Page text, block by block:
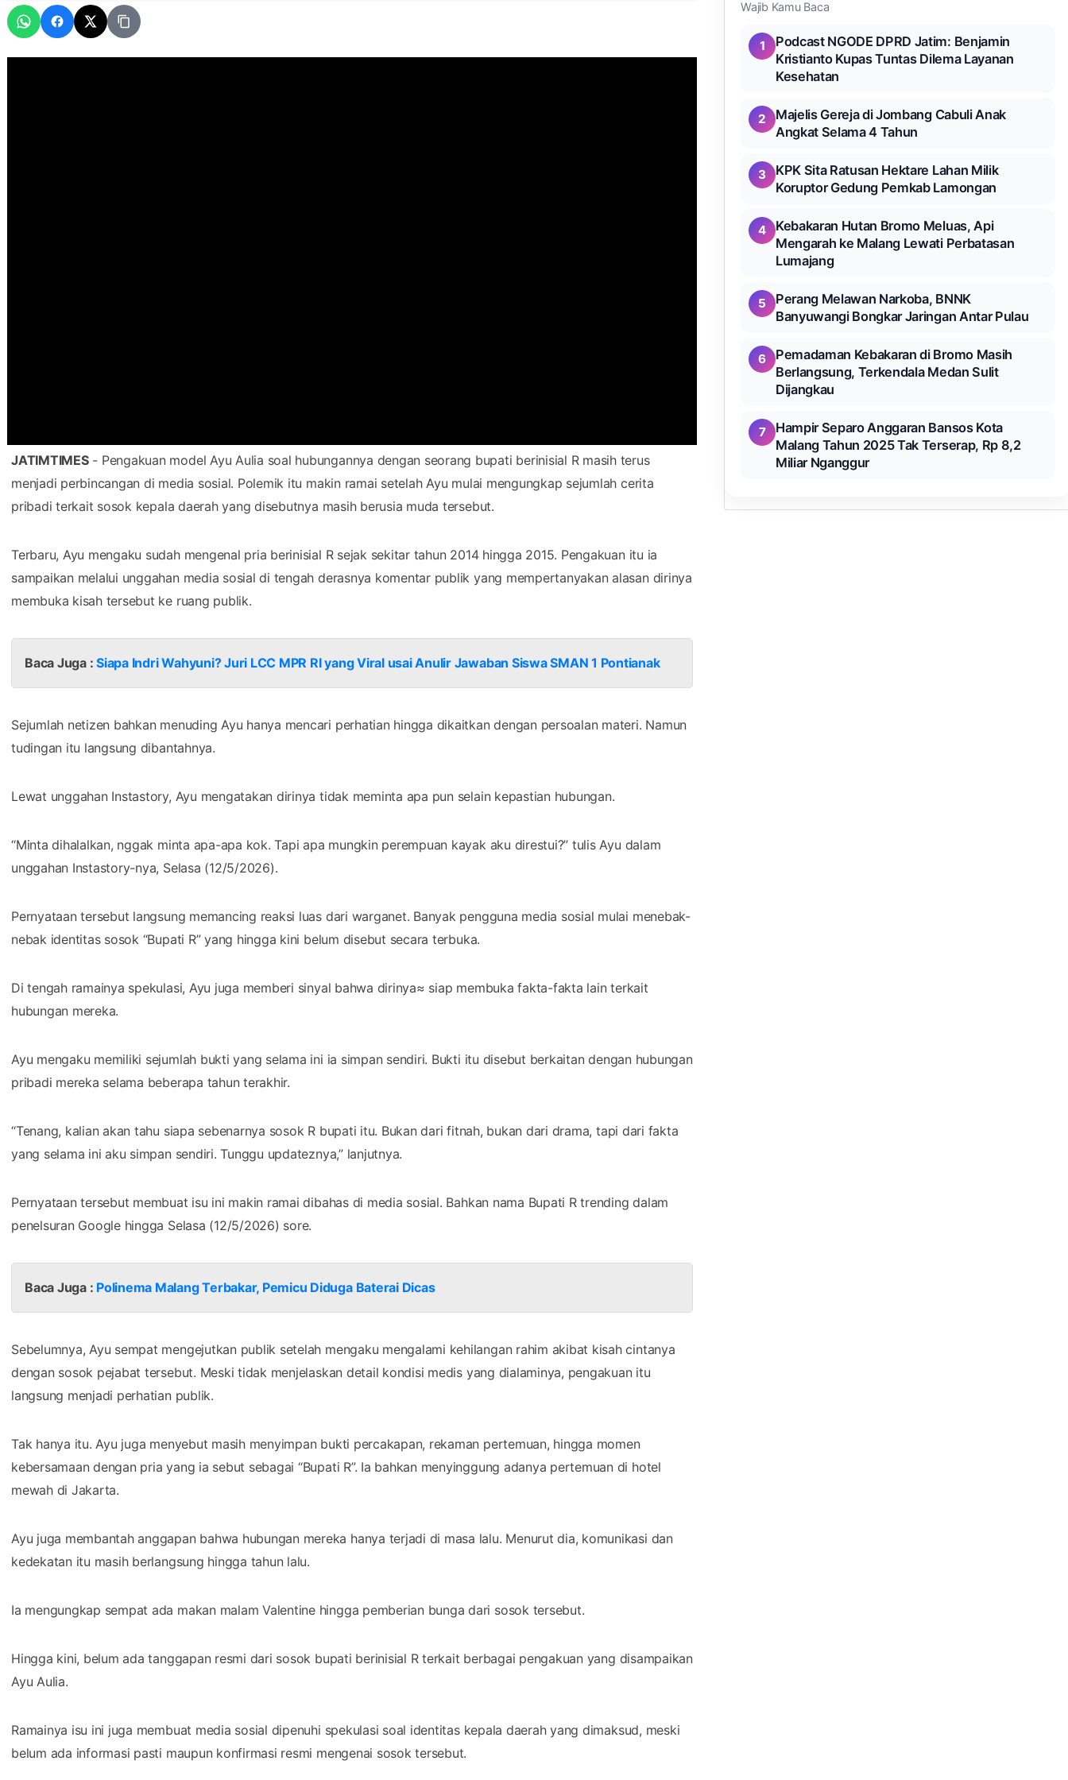
JATIMTIMES- Pengakuan model Ayu Aulia soal hubungannya dengan seorang bupati berinisial R masih terus
menjadi perbincangan di media sosial. Polemik itu makin ramai setelah Ayu mulai mengungkap sejumlah cerita
pribadi terkait sosok kepala daerah yang disebutnya masih berusia muda tersebut.
Terbaru, Ayu mengaku sudah mengenal pria berinisial R sejak sekitar tahun 2014 hingga 2015. Pengakuan itu ia
sampaikan melalui unggahan media sosial di tengah derasnya komentar publik yang mempertanyakan alasan dirinya
membuka kisah tersebut ke ruang publik.
Baca Juga :Siapa Indri Wahyuni? Juri LCC MPR RI yang Viral usai Anulir Jawaban Siswa SMAN 1 Pontianak
Sejumlah netizen bahkan menuding Ayu hanya mencari perhatian hingga dikaitkan dengan persoalan materi. Namun
tudingan itu langsung dibantahnya.
Lewat unggahan Instastory, Ayu mengatakan dirinya tidak meminta apa pun selain kepastian hubungan.
“Minta dihalalkan, nggak minta apa-apa kok. Tapi apa mungkin perempuan kayak aku direstui?” tulis Ayu dalam
unggahan Instastory-nya, Selasa (12/5/2026).
Pernyataan tersebut langsung memancing reaksi luas dari warganet. Banyak pengguna media sosial mulai menebak-
nebak identitas sosok “Bupati R” yang hingga kini belum disebut secara terbuka.
Di tengah ramainya spekulasi, Ayu juga memberi sinyal bahwa dirinya≈ siap membuka fakta-fakta lain terkait
hubungan mereka.
Ayu mengaku memiliki sejumlah bukti yang selama ini ia simpan sendiri. Bukti itu disebut berkaitan dengan hubungan
pribadi mereka selama beberapa tahun terakhir.
“Tenang, kalian akan tahu siapa sebenarnya sosok R bupati itu. Bukan dari fitnah, bukan dari drama, tapi dari fakta
yang selama ini aku simpan sendiri. Tunggu updateznya,” lanjutnya.
Pernyataan tersebut membuat isu ini makin ramai dibahas di media sosial. Bahkan nama Bupati R trending dalam
penelsuran Google hingga Selasa (12/5/2026) sore.
Baca Juga : Polinema Malang Terbakar, Pemicu Diduga Baterai Dicas
Sebelumnya, Ayu sempat mengejutkan publik setelah mengaku mengalami kehilangan rahim akibat kisah cintanya
dengan sosok pejabat tersebut. Meski tidak menjelaskan detail kondisi medis yang dialaminya, pengakuan itu
langsung menjadi perhatian publik.
Tak hanya itu. Ayu juga menyebut masih menyimpan bukti percakapan, rekaman pertemuan, hingga momen
kebersamaan dengan pria yang ia sebut sebagai “Bupati R”. Ia bahkan menyinggung adanya pertemuan di hotel
mewah di Jakarta.
Ayu juga membantah anggapan bahwa hubungan mereka hanya terjadi di masa lalu. Menurut dia, komunikasi dan
kedekatan itu masih berlangsung hingga tahun lalu.
Ia mengungkap sempat ada makan malam Valentine hingga pemberian bunga dari sosok tersebut.
Hingga kini, belum ada tanggapan resmi dari sosok bupati berinisial R terkait berbagai pengakuan yang disampaikan
Ayu Aulia.
Ramainya isu ini juga membuat media sosial dipenuhi spekulasi soal identitas kepala daerah yang dimaksud, meski
belum ada informasi pasti maupun konfirmasi resmi mengenai sosok tersebut.
Wajib Kamu Baca
1
Podcast NGODE DPRD Jatim: Benjamin
Kristianto Kupas Tuntas Dilema Layanan
Kesehatan
2
Majelis Gereja di Jombang Cabuli Anak
Angkat Selama 4 Tahun
3
KPK Sita Ratusan Hektare Lahan Milik
Koruptor Gedung Pemkab Lamongan
4
Kebakaran Hutan Bromo Meluas, Api
Mengarah ke Malang Lewati Perbatasan
Lumajang
5
Perang Melawan Narkoba, BNNK
Banyuwangi Bongkar Jaringan Antar Pulau
6
Pemadaman Kebakaran di Bromo Masih
Berlangsung, Terkendala Medan Sulit
Dijangkau
7
Hampir Separo Anggaran Bansos Kota
Malang Tahun 2025 Tak Terserap, Rp 8,2
Miliar Nganggur